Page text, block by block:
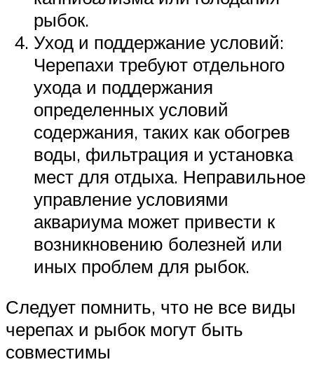
рыбок.
Уход и поддержание условий:
Черепахи требуют отдельного
ухода и поддержания
определенных условий
содержания, таких как обогрев
воды, фильтрация и установка
мест для отдыха. Неправильное
управление условиями
аквариума может привести к
возникновению болезней или
иных проблем для рыбок.
Следует помнить, что не все виды
черепах и рыбок могут быть
совместимы